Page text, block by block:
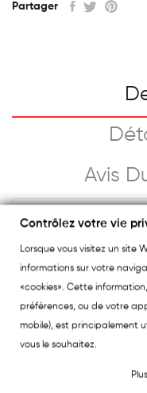
Partager
Avis
Arkopharma
un complément
gélule apporte 35
ciblés de la Propolis.
Certifié Agriculture
Contrôlez votre vie
Lorsque vous visitez un site
informations sur votre
«cookies». Cette
préférences, ou de votre
mobile), est principalement
vous le souhaitez.